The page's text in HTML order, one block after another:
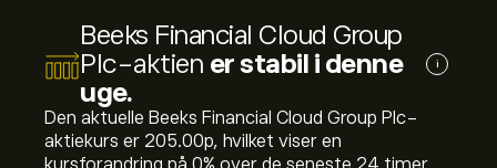
Beeks Financial Cloud Group
Plc-aktien er stabil i denne
uge.
i
Den aktuelle Beeks Financial Cloud Group Plc-
aktiekurs er 205.00‎p‎, hvilket viser en